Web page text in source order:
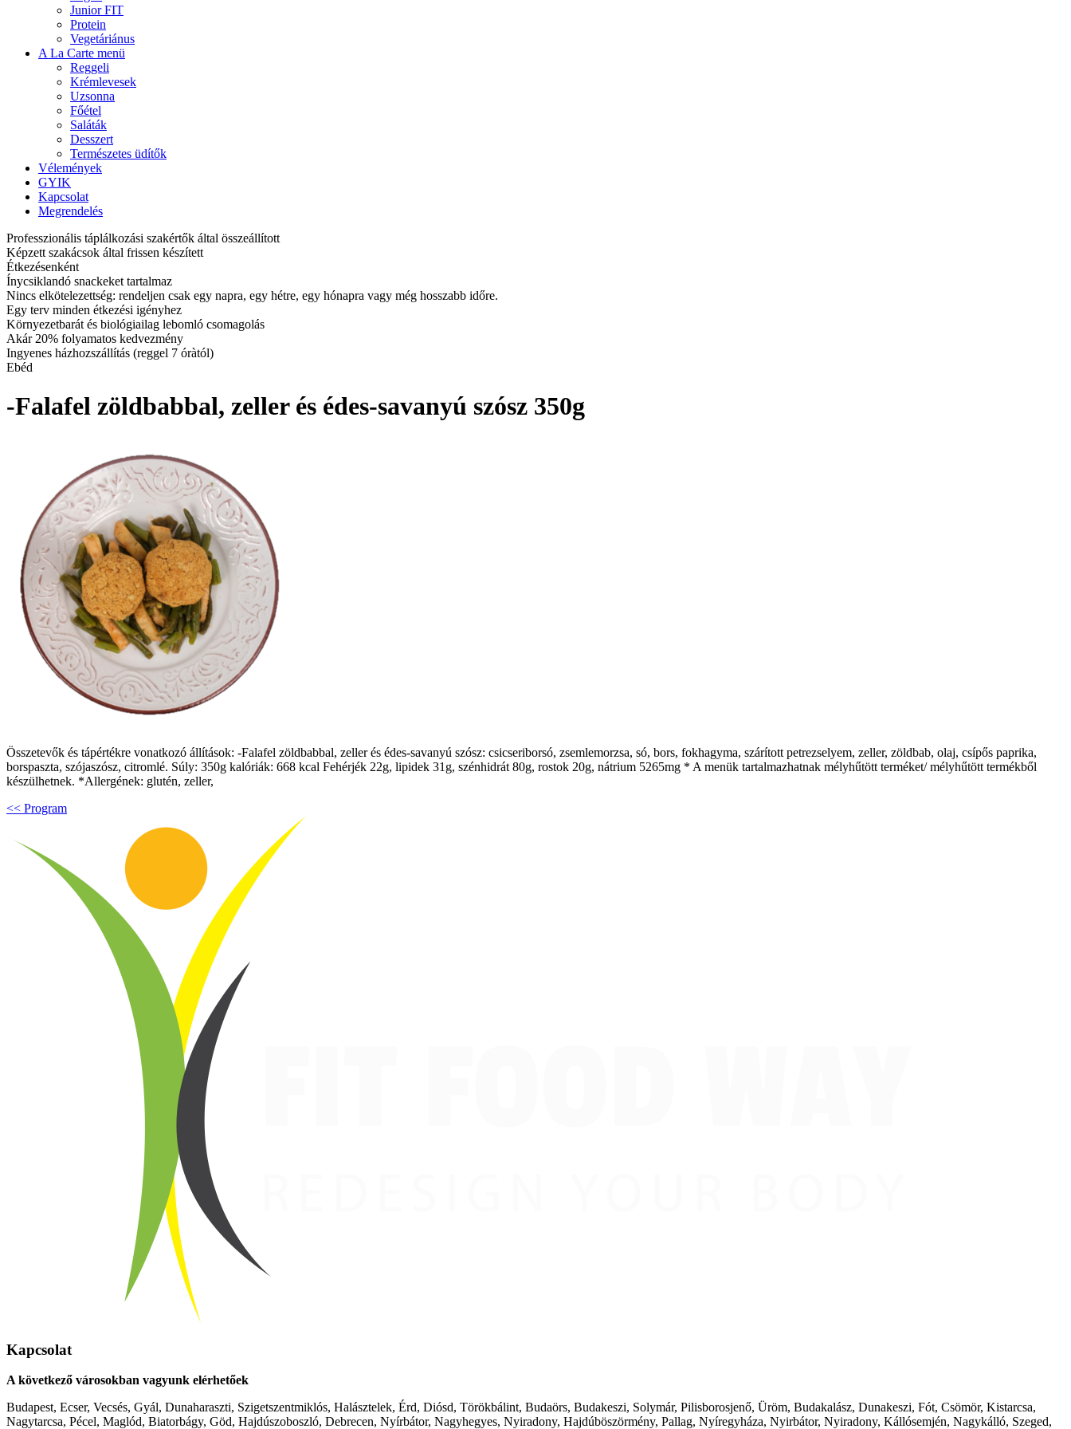
Junior FIT
Protein
Vegetáriánus
A La Carte menü
Reggeli
Krémlevesek
Uzsonna
Főétel
Saláták
Desszert
Természetes üdítők
Vélemények
GYIK
Kapcsolat
Megrendelés
Professzionális táplálkozási szakértők által összeállított
Képzett szakácsok által frissen készített
Étkezésenként
Ínycsiklandó snackeket tartalmaz
Nincs elkötelezettség: rendeljen csak egy napra, egy hétre, egy hónapra vagy még hosszabb időre.
Egy terv minden étkezési igényhez
Környezetbarát és biológiailag lebomló csomagolás
Akár 20% folyamatos kedvezmény
Ingyenes házhozszállítás (reggel 7 óràtól)
Ebéd
-Falafel zöldbabbal, zeller és édes-savanyú szósz 350g
Összetevők és tápértékre vonatkozó állítások: -Falafel zöldbabbal, zeller és édes-savanyú szósz: csicseriborsó, zsemlemorzsa, só, bors, fokhagyma, szárított petrezselyem, zeller, zöldbab, olaj, csípős paprika,
borspaszta, szójaszósz, citromlé. Súly: 350g kalóriák: 668 kcal Fehérjék 22g, lipidek 31g, szénhidrát 80g, rostok 20g, nátrium 5265mg * A menük tartalmazhatnak mélyhűtött terméket/ mélyhűtött termékből
készülhetnek. *Allergének: glutén, zeller,
<< Program
Kapcsolat
A következő városokban vagyunk elérhetőek
Budapest, Ecser, Vecsés, Gyál, Dunaharaszti, Szigetszentmiklós, Halásztelek, Érd, Diósd, Törökbálint, Budaörs, Budakeszi, Solymár, Pilisborosjenő, Üröm, Budakalász, Dunakeszi, Fót, Csömör, Kistarcsa,
Nagytarcsa, Pécel, Maglód, Biatorbágy, Göd, Hajdúszoboszló, Debrecen, Nyírbátor, Nagyhegyes, Nyiradony, Hajdúböszörmény, Pallag, Nyíregyháza, Nyirbátor, Nyiradony, Kállósemjén, Nagykálló, Szeged,